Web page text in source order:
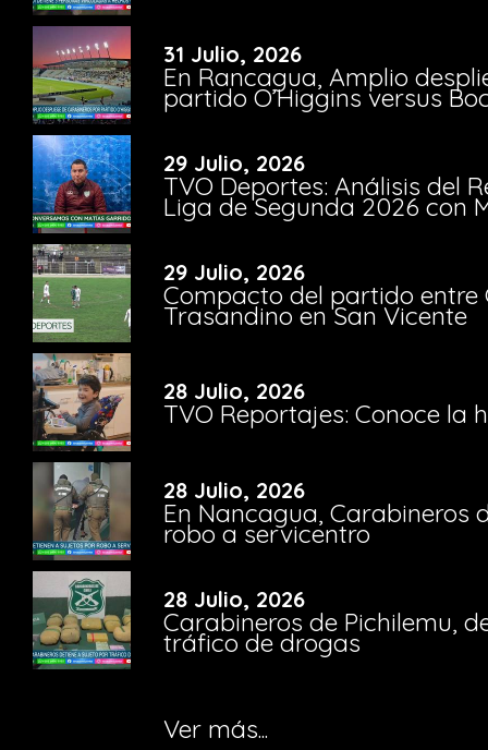
31 Julio, 2026
En Rancagua, Amplio
partido O’Higgins versus
29 Julio, 2026
TVO Deportes: Análisis del
Liga de Segunda 2026 con
29 Julio, 2026
Compacto del partido entre
Trasandino en San Vicente
28 Julio, 2026
TVO Reportajes: Conoce la
28 Julio, 2026
En Nancagua, Carabineros
robo a servicentro
28 Julio, 2026
Carabineros de Pichilemu,
tráfico de drogas
Ver más...